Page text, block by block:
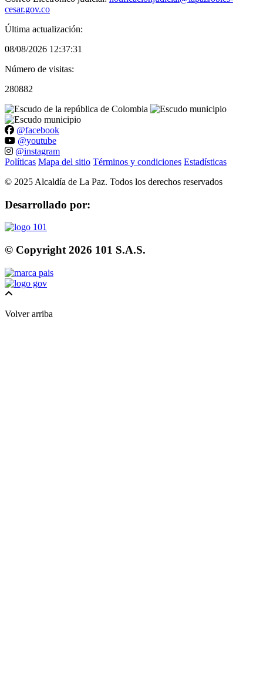
cesar.gov.co
Última actualización:
08/08/2026 12:37:31
Número de visitas:
280882
@facebook
@youtube
@instagram
Políticas Mapa del sitio Términos y condiciones Estadísticas
© 2025 Alcaldía de La Paz. Todos los derechos reservados
Desarrollado por:
© Copyright 2026 101 S.A.S.
Volver arriba